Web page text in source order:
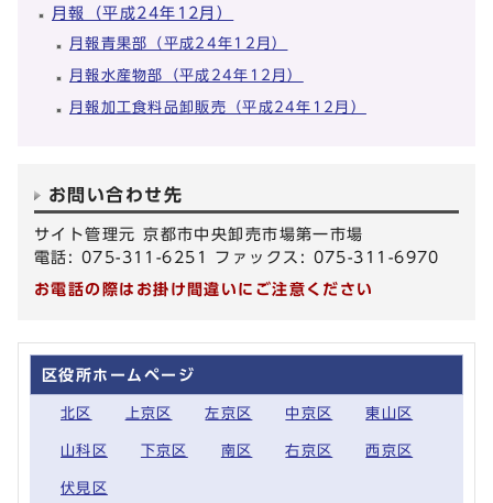
月報（平成24年12月）
月報青果部（平成24年12月）
月報水産物部（平成24年12月）
月報加工食料品卸販売（平成24年12月）
お問い合わせ先
サイト管理元 京都市中央卸売市場第一市場
電話: 075-311-6251 ファックス: 075-311-6970
お電話の際はお掛け間違いにご注意ください
区役所ホームページ
北区 上京区 左京区 中京区 東山区
山科区 下京区 南区 右京区 西京区
伏見区